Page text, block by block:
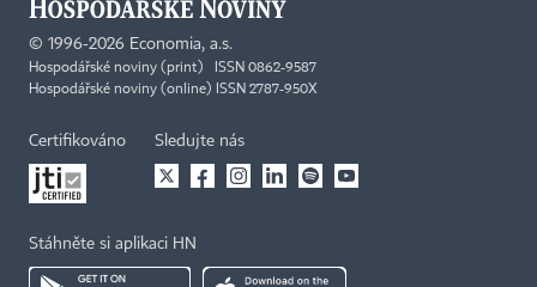
© 1996-2026 Economia, a.s.
Hospodářské noviny (print) ISSN 0862-9587
Hospodářské noviny (online) ISSN 2787-950X
Certifikováno Sledujte nás
Stáhněte si aplikaci HN